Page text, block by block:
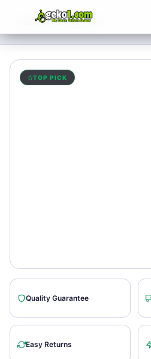
Back to Collections
TOP PICK
Quality Guarantee
Easy Returns